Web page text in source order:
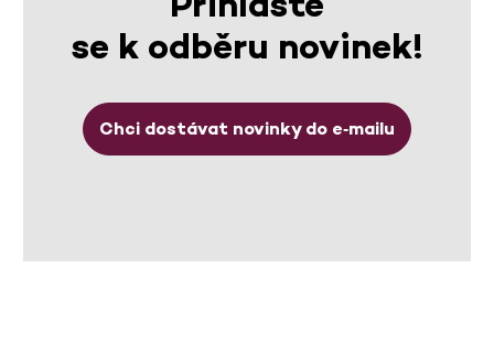
se k odběru novinek!
Chci dostávat novinky do e‑mailu